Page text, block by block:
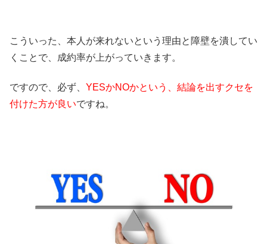
こういった、本人が来れないという理由と障壁を潰してい
くことで、成約率が上がっていきます。
ですので、必ず、 YESかNOかという、結論を出すクセを
付けた方が良いですね。